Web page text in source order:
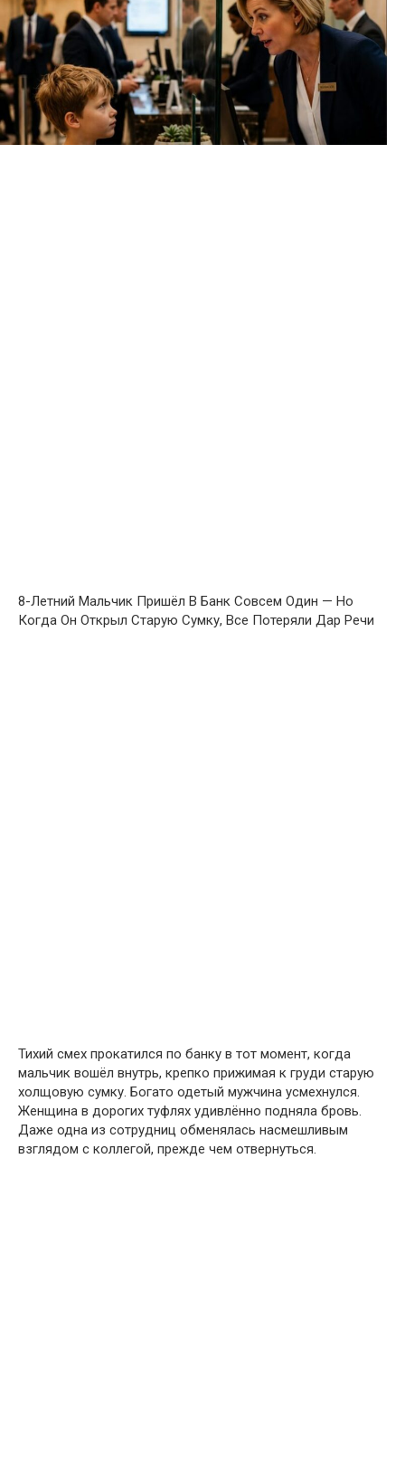
8-Летний Мальчик Пришёл В Банк Совсем Один — Но
Когда Он Открыл Старую Сумку, Все Потеряли Дар Речи
Тихий смех прокатился по банку в тот момент, когда
мальчик вошёл внутрь, крепко прижимая к груди старую
холщовую сумку. Богато одетый мужчина усмехнулся.
Женщина в дорогих туфлях удивлённо подняла бровь.
Даже одна из сотрудниц обменялась насмешливым
взглядом с коллегой, прежде чем отвернуться.